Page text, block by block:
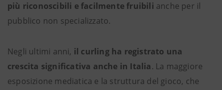
più riconoscibili e facilmente fruibili anche per il
pubblico non specializzato.
Negli ultimi anni, il curling ha registrato una
crescita significativa anche in Italia. La maggiore
esposizione mediatica e la struttura del gioco, che